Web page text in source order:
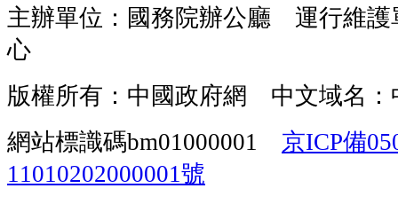
主辦單位：國務院辦公廳 運行維護
心
版權所有：中國政府網 中文域名：
網站標識碼bm01000001 京ICP備
11010202000001號